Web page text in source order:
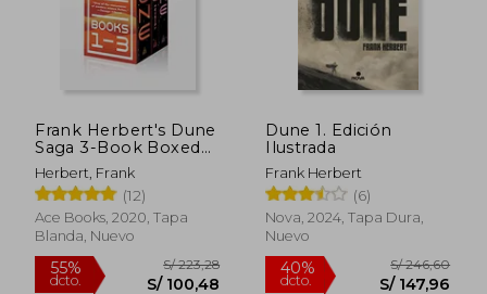
Frank Herbert's Dune
Saga 3-Book Boxed
Set: Dune, Dune
Messiah, and Children
of Dune (en Inglés)
Herbert, Frank
(12)
Ace Books, 2020, Tapa
Blanda, Nuevo
Dune 1. Edición
Ilustrada
Frank Herbert
(6)
Nova, 2024, Tapa Dura,
Nuevo